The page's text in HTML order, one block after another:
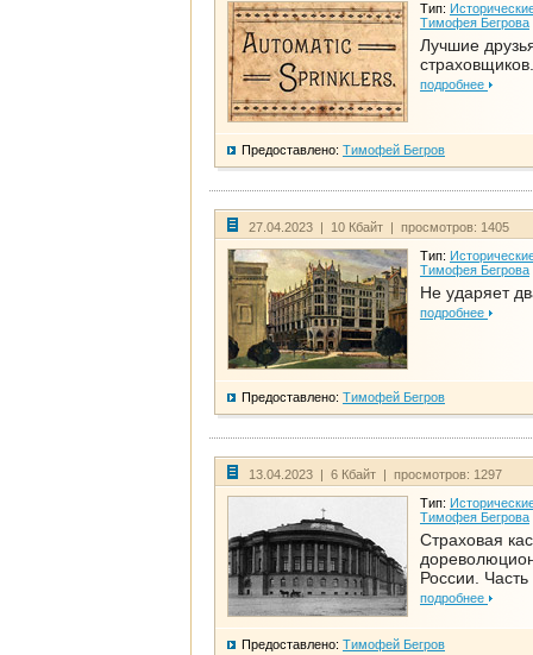
Тип:
Тимофея Бегрова
Лучшие
подробнее
Предоставлено: Тимофей Бегров
27.04.2023 | 10 Кбайт | просмотров: 1405
Тип:
Тимофея Бегрова
Не ударяет
подробнее
Предоставлено: Тимофей Бегров
13.04.2023 | 6 Кбайт | просмотров: 1297
Тип:
Тимофея Бегрова
Страховая
России. Часть
подробнее
Предоставлено: Тимофей Бегров